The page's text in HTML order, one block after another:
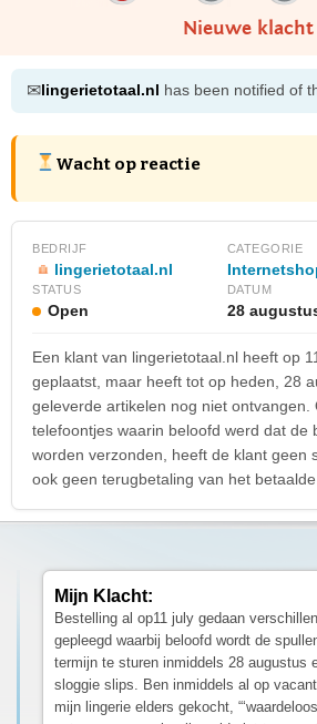
Nieuwe klacht
✉lingerietotaal.nl has been notified of
Wacht op reactie
BEDRIJF
lingerietotaal.nl
CATEGORIE
STATUS
Open
DATUM
28
Een klant van lingerietotaal.nl heeft op
geplaatst, maar heeft tot op heden, 28
geleverde artikelen nog niet ontvangen.
telefoontjes waarin beloofd werd dat de
worden verzonden, heeft de klant geen
ook geen terugbetaling van het betaalde
Mijn Klacht:
Bestelling al op11 july gedaan
gepleegd waarbij beloofd wordt de
termijn te sturen inmiddels 28 augustus
sloggie slips. Ben inmiddels al op
mijn lingerie elders gekocht,